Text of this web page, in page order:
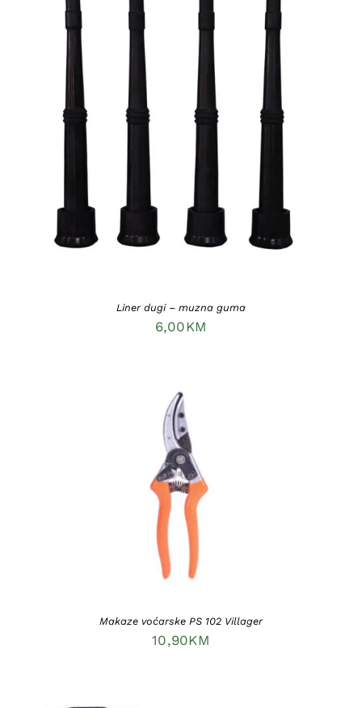
DODAJ U KORPU DETAILS
Liner dugi – muzna guma
6,00KM
DODAJ U KORPU /
Makaze voćarske PS 102 Villager
10,90KM